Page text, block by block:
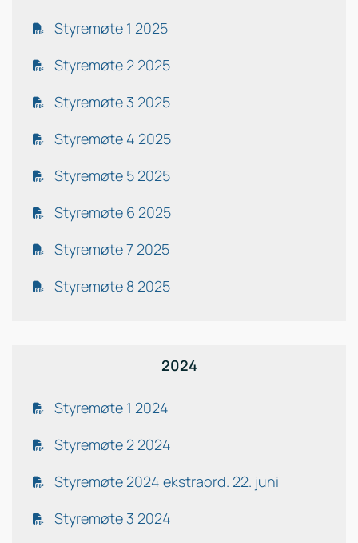
Styremøte 1 2025
Styremøte 2 2025
Styremøte 3 2025
Styremøte 4 2025
Styremøte 5 2025
Styremøte 6 2025
Styremøte 7 2025
Styremøte 8 2025
2024
Styremøte 1 2024
Styremøte 2 2024
Styremøte 2024 ekstraord. 22. juni
Styremøte 3 2024